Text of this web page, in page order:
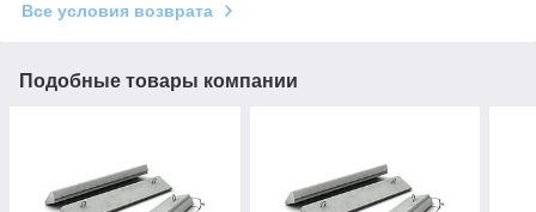
Все условия возврата
Подобные товары компании